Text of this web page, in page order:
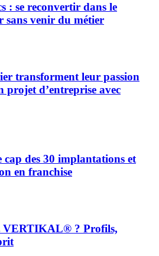
: se reconvertir dans le
sans venir du métier
transforment leur passion
d’entreprise avec
des 30 implantations et
en franchise
VERTIKAL® ? Profils,